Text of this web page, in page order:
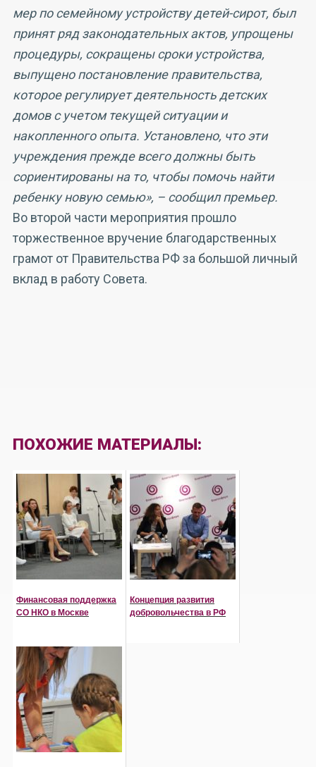
мер по семейному устройству детей-сирот, был
принят ряд законодательных актов, упрощены
процедуры, сокращены сроки устройства,
выпущено постановление правительства,
которое регулирует деятельность детских
домов с учетом текущей ситуации и
накопленного опыта. Установлено, что эти
учреждения прежде всего должны быть
сориентированы на то, чтобы помочь найти
ребенку новую семью», – сообщил премьер.
Во второй части мероприятия прошло
торжественное вручение благодарственных
грамот от Правительства РФ за большой личный
вклад в работу Совета.
ПОХОЖИЕ МАТЕРИАЛЫ:
Финансовая поддержка
СО НКО в Москве
Концепция развития
добровольчества в РФ